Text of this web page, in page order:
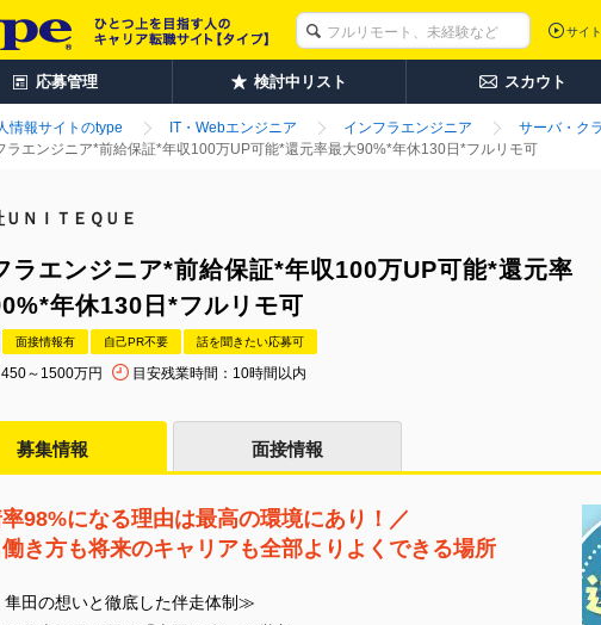
サイ
応募管理 検討中リスト スカウト
情報サイトのtype IT・Webエンジニア インフラエンジニア サーバ・ク
ラエンジニア*前給保証*年収100万UP可能*還元率最大90%*年休130日*フルリモ可
ＵＮＩＴＥＱＵＥ
ラエンジニア*前給保証*年収100万UP可能*還元率
年休130日*フルリモ可
面接情報有 自己PR不要 話を聞きたい応募可
～1500万円 目安残業時間：10時間以内
募集情報 面接情報
98%になる理由は最高の環境にあり！／
き方も将来のキャリアも全部よりよくできる場所
田の想いと徹底した伴走体制≫